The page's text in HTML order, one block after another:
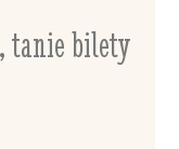
tanie bilety